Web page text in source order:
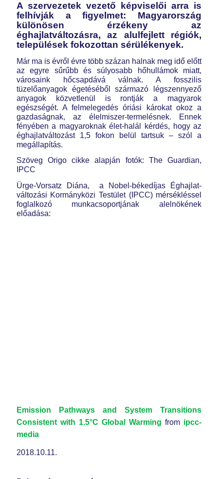
A szervezetek vezető képviselői arra is
felhívják a figyelmet: Magyarország
különösen érzékeny az
éghajlatváltozásra, az alulfejlett régiók,
települések fokozottan sérülékenyek.
Már ma is évről évre több százan halnak meg idő előtt
az egyre sűrűbb és súlyosabb hőhullámok miatt,
városaink hőcsapdává válnak. A fosszilis
tüzelőanyagok égetéséből származó légszennyező
anyagok közvetlenül is rontják a magyarok
egészségét. A felmelegedés óriási károkat okoz a
gazdaságnak, az élelmiszer-termelésnek. Ennek
fényében a magyaroknak élet-halál kérdés, hogy az
éghajlatváltozást 1,5 fokon belül tartsuk – szól a
megállapítás.
Szöveg Origo cikke alapján fotók: The Guardian,
IPCC
Ürge-Vorsatz Diána, a Nobel-békedíjas Éghajlat-
változási Kormányközi Testület (IPCC) mérsékléssel
foglalkozó munkacsoportjának alelnökének
előadása:
Emission Pathways and System Transitions
Consistent with 1.5°C Global Warming from ipcc-
media
2018.10.11.